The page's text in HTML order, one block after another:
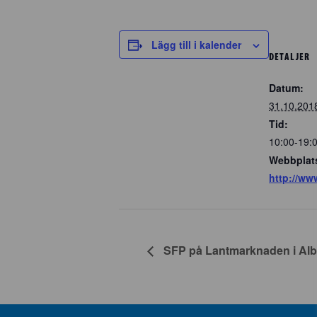
Lägg till i kalender
DETALJER
Datum:
Tid:
10:00-
http://
SFP på Lantmarknaden i